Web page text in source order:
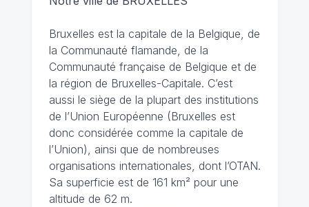
Bruxelles est la capitale de la Belgique, de
la Communauté flamande, de la
Communauté française de Belgique et de
la région de Bruxelles-Capitale. C’est
aussi le siège de la plupart des institutions
de l’Union Européenne (Bruxelles est
donc considérée comme la capitale de
l’Union), ainsi que de nombreuses
organisations internationales, dont l’OTAN.
Sa superficie est de 161 km² pour une
altitude de 62 m.